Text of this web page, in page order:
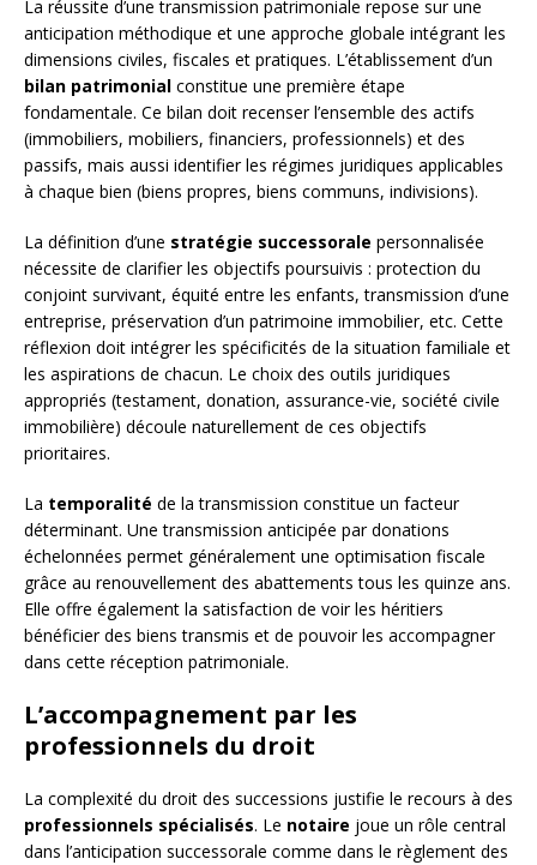
La réussite d’une transmission patrimoniale repose sur une
anticipation méthodique et une approche globale intégrant les
dimensions civiles, fiscales et pratiques. L’établissement d’un
bilan patrimonial constitue une première étape
fondamentale. Ce bilan doit recenser l’ensemble des actifs
(immobiliers, mobiliers, financiers, professionnels) et des
passifs, mais aussi identifier les régimes juridiques applicables
à chaque bien (biens propres, biens communs, indivisions).
La définition d’une stratégie successorale personnalisée
nécessite de clarifier les objectifs poursuivis : protection du
conjoint survivant, équité entre les enfants, transmission d’une
entreprise, préservation d’un patrimoine immobilier, etc. Cette
réflexion doit intégrer les spécificités de la situation familiale et
les aspirations de chacun. Le choix des outils juridiques
appropriés (testament, donation, assurance-vie, société civile
immobilière) découle naturellement de ces objectifs
prioritaires.
La temporalité de la transmission constitue un facteur
déterminant. Une transmission anticipée par donations
échelonnées permet généralement une optimisation fiscale
grâce au renouvellement des abattements tous les quinze ans.
Elle offre également la satisfaction de voir les héritiers
bénéficier des biens transmis et de pouvoir les accompagner
dans cette réception patrimoniale.
L’accompagnement par les
professionnels du droit
La complexité du droit des successions justifie le recours à des
professionnels spécialisés. Le notaire joue un rôle central
dans l’anticipation successorale comme dans le règlement des